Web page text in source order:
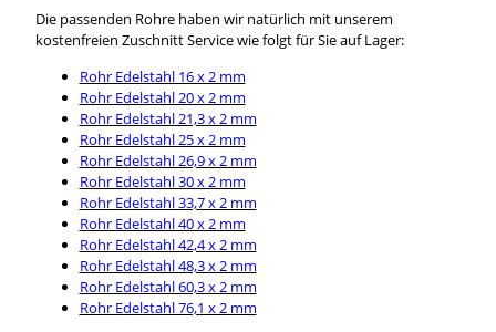
Die passenden Rohre haben wir natürlich mit unserem
kostenfreien Zuschnitt Service wie folgt für Sie auf Lager:
Rohr Edelstahl 16 x 2 mm
Rohr Edelstahl 20 x 2 mm
Rohr Edelstahl 21,3 x 2 mm
Rohr Edelstahl 25 x 2 mm
Rohr Edelstahl 26,9 x 2 mm
Rohr Edelstahl 30 x 2 mm
Rohr Edelstahl 33,7 x 2 mm
Rohr Edelstahl 40 x 2 mm
Rohr Edelstahl 42,4 x 2 mm
Rohr Edelstahl 48,3 x 2 mm
Rohr Edelstahl 60,3 x 2 mm
Rohr Edelstahl 76,1 x 2 mm